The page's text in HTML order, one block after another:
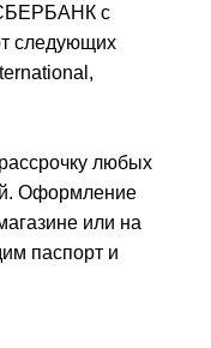
с
следующих
любых
Оформление
или на
паспорт и